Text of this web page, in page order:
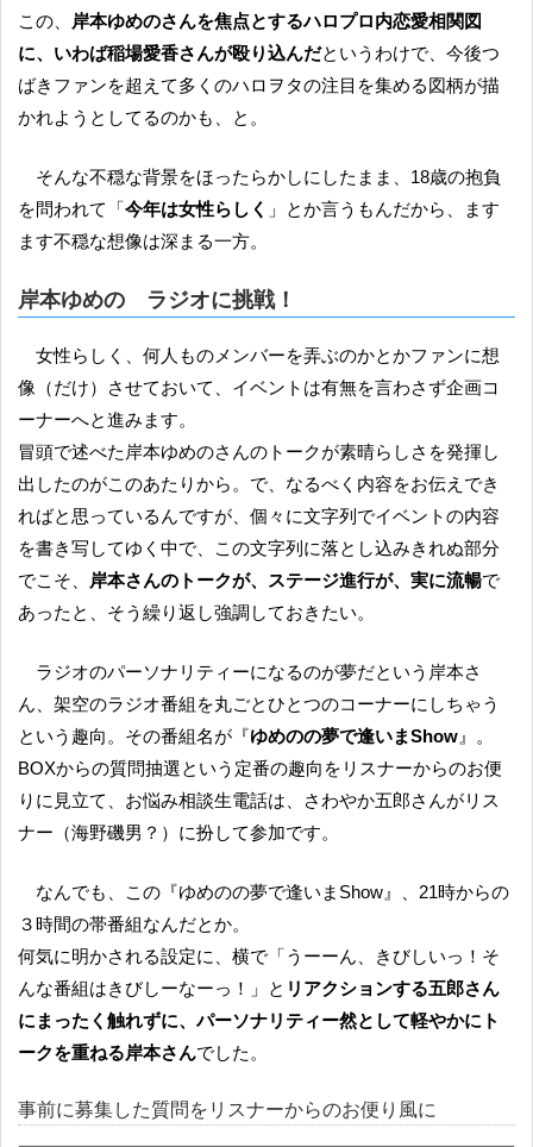
この、
岸本ゆめのさんを焦点とするハロプロ内恋愛相関図
に、いわば稲場愛香さんが殴り込んだというわけで、今後つ
ばきファンを超えて多くのハロヲタの注目を集める図柄が描
かれようとしてるのかも、と。
そんな不穏な背景をほったらかしにしたまま、18歳の抱負
を問われて「今年は女性らしく 」とか言うもんだから、ます
ます不穏な想像は深まる一方。
岸本ゆめの ラジオに挑戦！
女性らしく、何人ものメンバーを弄ぶのかとかファンに想
像（だけ）させておいて、イベントは有無を言わさず企画コ
ーナーへと進みます。
冒頭で述べた岸本ゆめのさんのトークが素晴らしさを発揮し
出したのがこのあたりから。で、なるべく内容をお伝えでき
ればと思っているんですが、個々に文字列でイベントの内容
を書き写してゆく中で、この文字列に落とし込みきれぬ部分
でこそ、
岸本さんのトークが、ステージ進行が、実に流暢で
あったと、そう繰り返し強調しておきたい。
ラジオのパーソナリティーになるのが夢だという岸本さ
ん、架空のラジオ番組を丸ごとひとつのコーナーにしちゃう
という趣向。その番組名が『ゆめのの夢で逢いまShow 』。
BOXからの質問抽選という定番の趣向をリスナーからのお便
りに見立て、お悩み相談生電話は、さわやか五郎さんがリス
ナー（海野磯男？）に扮して参加です。
なんでも、この『ゆめのの夢で逢いまShow』、21時からの
３時間の帯番組なんだとか。
何気に明かされる設定に、横で「うーーん、きびしいっ！そ
んな番組はきびしーなーっ！」と リアクションする五郎さん
にまったく触れずに、パーソナリティー然として軽やかにト
ークを重ねる岸本さんでした。
事前に募集した質問をリスナーからのお便り風に